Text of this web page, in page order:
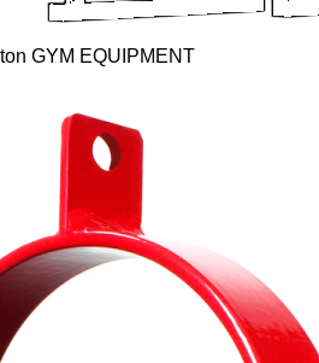
GYM EQUIPMENT